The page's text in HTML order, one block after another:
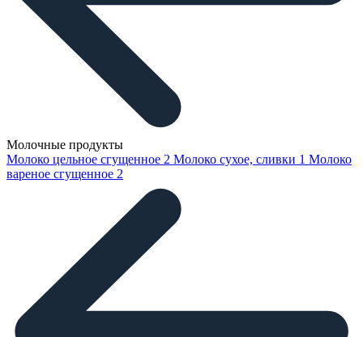
Молочные продукты
Молоко цельное сгущенное 2 Молоко сухое, сливки 1 Молоко
вареное сгущенное 2